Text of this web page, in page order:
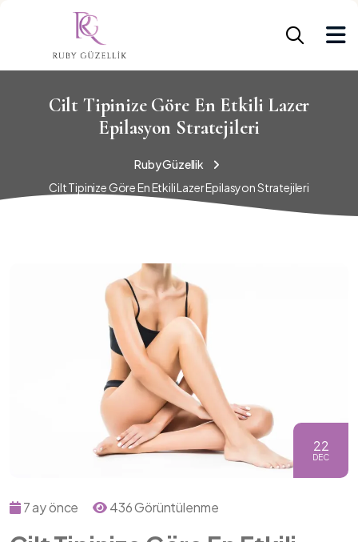
Cilt Tipinize Göre En Etkili Lazer
Epilasyon Stratejileri
Ruby Güzellik
Cilt Tipinize Göre En Etkili Lazer Epilasyon Stratejileri
22
DEC
7 ay önce 436 Görüntülenme